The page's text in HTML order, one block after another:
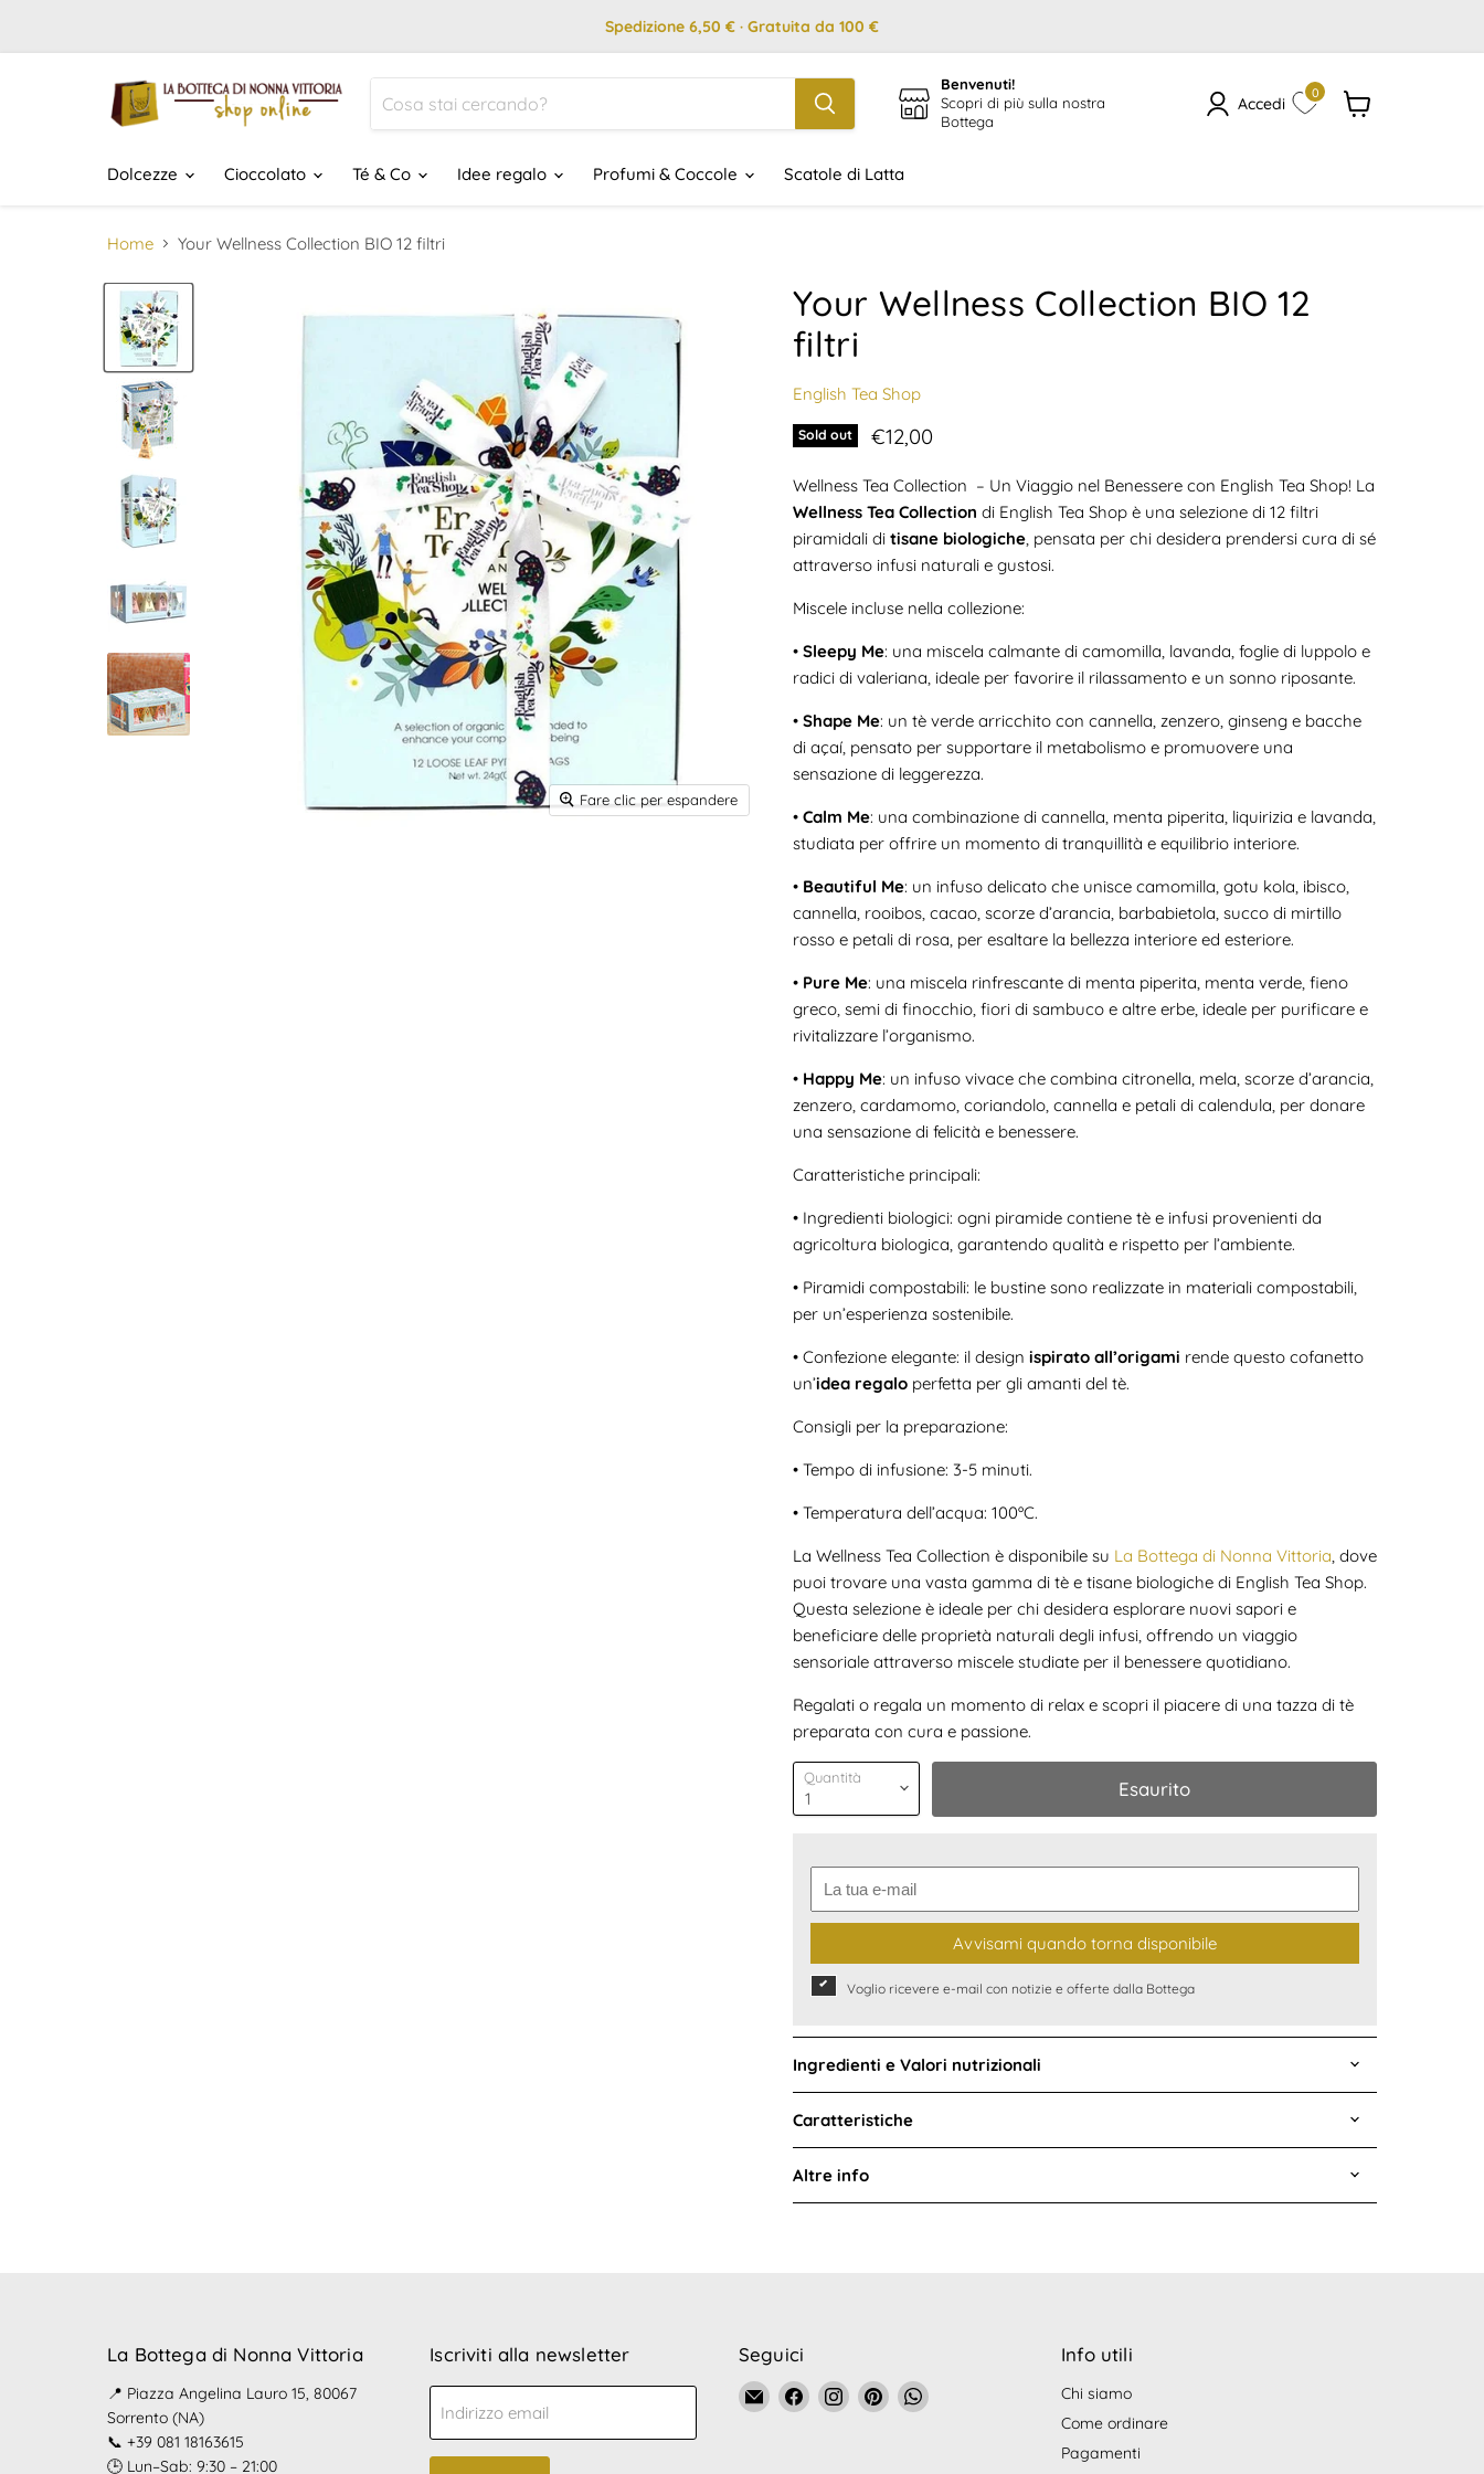
Spedizione 6,50 € · Gratuita da 100 €
Benvenuti!
Scopri di più sulla nostra
Bottega
Accedi
0
Dolcezze Cioccolato Té & Co Idee regalo Profumi & Coccole Scatole di Latta
Home Your Wellness Collection BIO 12 filtri
Fare clic per espandere
Your Wellness Collection BIO 12
filtri
English Tea Shop
Sold out Prezzo attuale
€12,00
Wellness Tea Collection – Un Viaggio nel Benessere con English Tea Shop! La
Wellness Tea Collection di English Tea Shop è una selezione di 12 filtri
piramidali di tisane biologiche , pensata per chi desidera prendersi cura di sé
attraverso infusi naturali e gustosi.
Miscele incluse nella collezione:
• Sleepy Me: una miscela calmante di camomilla, lavanda, foglie di luppolo e
radici di valeriana, ideale per favorire il rilassamento e un sonno riposante.
• Shape Me: un tè verde arricchito con cannella, zenzero, ginseng e bacche
di açaí, pensato per supportare il metabolismo e promuovere una
sensazione di leggerezza.
• Calm Me: una combinazione di cannella, menta piperita, liquirizia e lavanda,
studiata per offrire un momento di tranquillità e equilibrio interiore.
• Beautiful Me: un infuso delicato che unisce camomilla, gotu kola, ibisco,
cannella, rooibos, cacao, scorze d’arancia, barbabietola, succo di mirtillo
rosso e petali di rosa, per esaltare la bellezza interiore ed esteriore.
• Pure Me: una miscela rinfrescante di menta piperita, menta verde, fieno
greco, semi di finocchio, fiori di sambuco e altre erbe, ideale per purificare e
rivitalizzare l’organismo.
• Happy Me: un infuso vivace che combina citronella, mela, scorze d’arancia,
zenzero, cardamomo, coriandolo, cannella e petali di calendula, per donare
una sensazione di felicità e benessere.
Caratteristiche principali:
• Ingredienti biologici: ogni piramide contiene tè e infusi provenienti da
agricoltura biologica, garantendo qualità e rispetto per l’ambiente.
• Piramidi compostabili: le bustine sono realizzate in materiali compostabili,
per un’esperienza sostenibile.
• Confezione elegante: il design ispirato all’origami rende questo cofanetto
un’idea regalo perfetta per gli amanti del tè.
Consigli per la preparazione:
• Tempo di infusione: 3-5 minuti.
• Temperatura dell’acqua: 100ºC.
La Wellness Tea Collection è disponibile su La Bottega di Nonna Vittoria , dove
puoi trovare una vasta gamma di tè e tisane biologiche di English Tea Shop.
Questa selezione è ideale per chi desidera esplorare nuovi sapori e
beneficiare delle proprietà naturali degli infusi, offrendo un viaggio
sensoriale attraverso miscele studiate per il benessere quotidiano.
Regalati o regala un momento di relax e scopri il piacere di una tazza di tè
preparata con cura e passione.
Quantità
Esaurito
Avvisami quando torna disponibile
Voglio ricevere e-mail con notizie e offerte dalla Bottega
Ingredienti e Valori nutrizionali
Caratteristiche
Altre info
La Bottega di Nonna Vittoria
📍 Piazza Angelina Lauro 15, 80067
Sorrento (NA)
📞 +39 081 18163615
🕒 Lun–Sab: 9:30 – 21:00
Iscriviti alla newsletter
Indirizzo email
Seguici
Email
La
TrovaciTrovaciTrovaciTrovaci
Info utili
Chi siamo
Come ordinare
Pagamenti